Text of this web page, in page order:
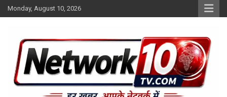
Skip
to
Monday, August 10, 2026